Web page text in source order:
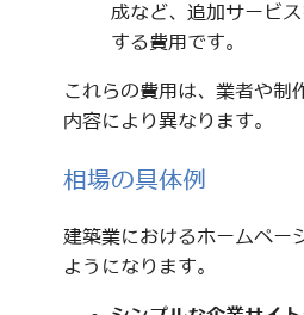
成など、追加サービ
する費用です。
これらの費用は、業者や制
内容により異なります。
相場の具体例
建築業におけるホームペー
ようになります。